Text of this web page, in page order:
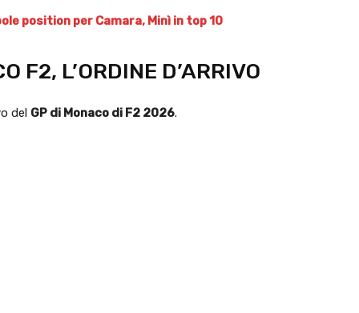
position per Camara, Minì in top 10
F2, L’ORDINE D’ARRIVO
del GP di Monaco di F2 2026.